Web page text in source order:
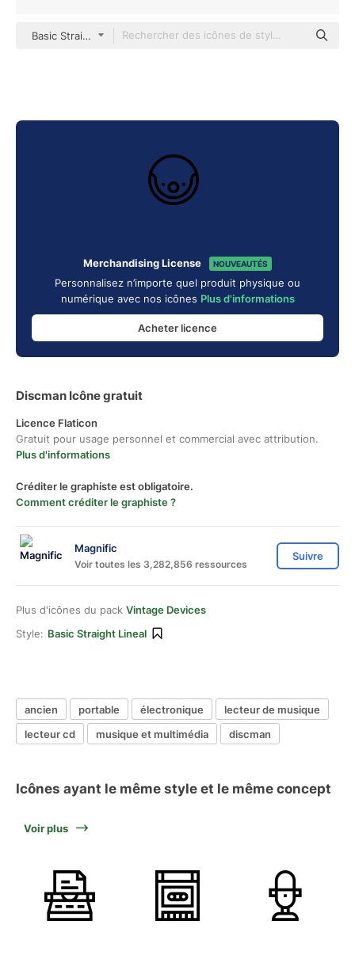
Basic Straight Lineal
Merchandising License NOUVEAUTÉS
Personnalisez n’importe quel produit physique ou
numérique avec nos icônes Plus d'informations
Acheter licence
Discman Icône gratuit
Licence Flaticon
Gratuit pour usage personnel et commercial avec attribution.
Plus d'informations
Créditer le graphiste est obligatoire.
Comment créditer le graphiste ?
Magnific
Voir toutes les 3,282,856 ressources
Suivre
Plus d'icônes du pack Vintage Devices
Style: Basic Straight Lineal
ancien portable électronique
lecteur de musique
lecteur cd
musique et multimédia discman
Icônes ayant le même style et le même concept
Voir plus